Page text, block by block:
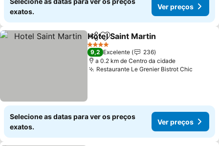
exatos.
Ver preços
PartilharAdicionar aos favoritos
Hotel Saint Martin
4 Estrelas
9,2 Excelente
236
a 0.2 km de Centro da cidade
Restaurante Le Grenier Bistrot Chic
Selecione as datas para ver os preços
exatos.
Ver preços